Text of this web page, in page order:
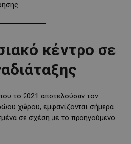
κέντρο σε
το 2021 αποτελούσαν τον
χώρου, εμφανίζονται σήμερα
σε σχέση με το προηγούμενο